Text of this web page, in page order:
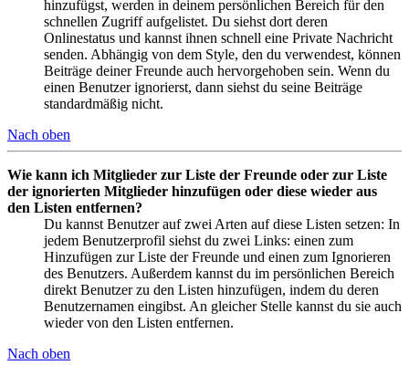
hinzufügst, werden in deinem persönlichen Bereich für den
schnellen Zugriff aufgelistet. Du siehst dort deren
Onlinestatus und kannst ihnen schnell eine Private Nachricht
senden. Abhängig von dem Style, den du verwendest, können
Beiträge deiner Freunde auch hervorgehoben sein. Wenn du
einen Benutzer ignorierst, dann siehst du seine Beiträge
standardmäßig nicht.
Nach oben
Wie kann ich Mitglieder zur Liste der Freunde oder zur Liste
der ignorierten Mitglieder hinzufügen oder diese wieder aus
den Listen entfernen?
Du kannst Benutzer auf zwei Arten auf diese Listen setzen: In
jedem Benutzerprofil siehst du zwei Links: einen zum
Hinzufügen zur Liste der Freunde und einen zum Ignorieren
des Benutzers. Außerdem kannst du im persönlichen Bereich
direkt Benutzer zu den Listen hinzufügen, indem du deren
Benutzernamen eingibst. An gleicher Stelle kannst du sie auch
wieder von den Listen entfernen.
Nach oben